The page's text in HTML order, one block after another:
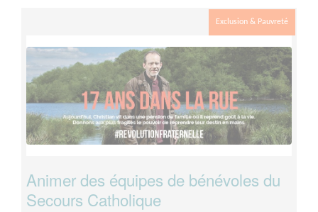
Exclusion & Pauvreté
Animer des équipes de bénévoles du
Secours Catholique